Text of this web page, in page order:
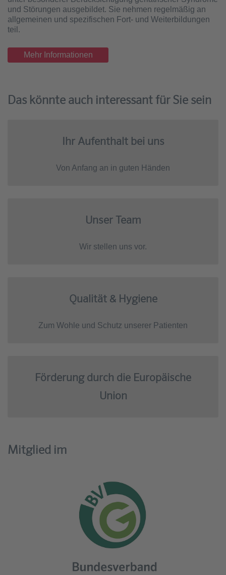
und Störungen ausgebildet. Sie nehmen regelmäßig an
allgemeinen und spezifischen Fort- und Weiterbildungen
teil.
Mehr Informationen
Das könnte auch interessant für Sie sein
Ihr Aufenthalt bei uns
Von Anfang an in guten Händen
Unser Team
Wir stellen uns vor.
Qualität & Hygiene
Zum Wohle und Schutz unserer Patienten
Förderung durch die Europäische
Union
Mitglied im